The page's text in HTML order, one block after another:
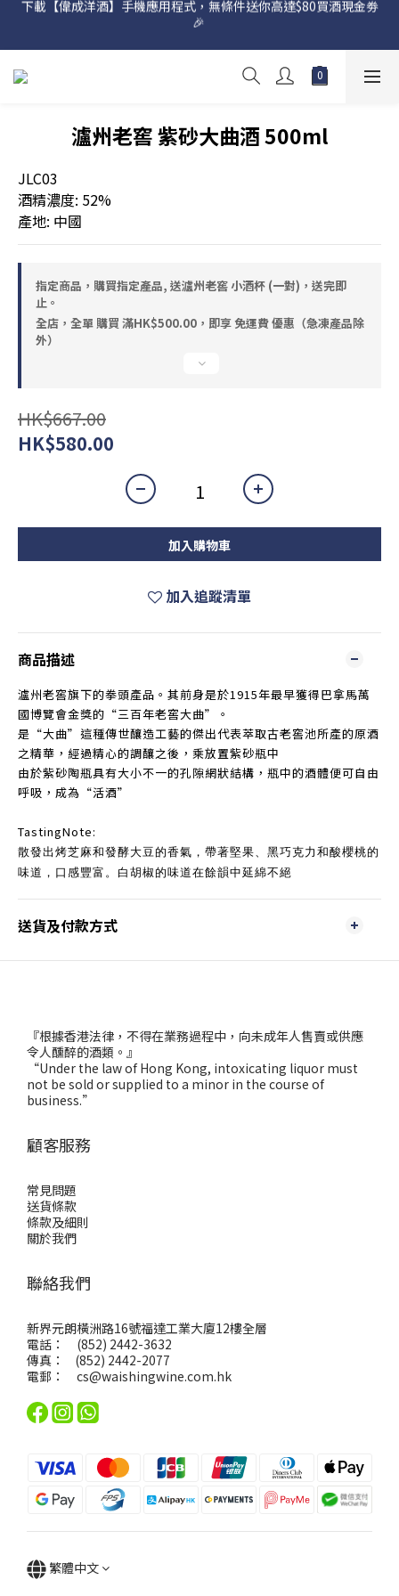
網店購滿 $500 即享免費送貨服務📦
🎉
瀘州老窖 紫砂大曲酒 500ml
JLC03
酒精濃度: 52%
產地: 中國
指定商品，購買指定產品, 送瀘州老窖 小酒杯 (一對)，送完即
止。
全店，全單 購買 滿HK$500.00，即享 免運費 優惠（急凍產品除
外）
HK$667.00
HK$580.00
加入購物車
加入追蹤清單
商品描述
瀘州老窖旗下的拳頭產品。其前身是於1915年最早獲得巴拿馬萬
國博覽會金獎的“三百年老窖大曲”。
是“大曲”這種傳世釀造工藝的傑出代表萃取古老窖池所產的原酒
之精華，經過精心的調釀之後，乘放置紫砂瓶中
由於紫砂陶瓶具有大小不一的孔隙網狀結構，瓶中的酒體便可自由
呼吸，成為“活酒”
TastingNote:
散發出烤芝麻和發酵大豆的香氣，帶著堅果、黑巧克力和酸櫻桃的
味道，口感豐富。白胡椒的味道在餘韻中延綿不絕
送貨及付款方式
『根據香港法律，不得在業務過程中，向未成年人售賣或供應
令人醺醉的酒類。』
“Under the law of Hong Kong, intoxicating liquor must
not be sold or supplied to a minor in the course of
business.”
顧客服務
常見問題
送貨條款
條款及細則
關於我們
聯絡我們
新界元朗橫洲路16號福達工業大廈12樓全層
電話： (852) 2442-3632
傳真： (852) 2442-2077
電郵： cs@waishingwine.com.hk
繁體中文